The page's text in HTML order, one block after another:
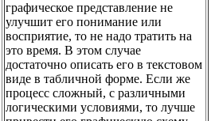
графическое представление не
улучшит его понимание или
восприятие, то не надо тратить на
это время. В этом случае
достаточно описать его в текстовом
виде в табличной форме. Если же
процесс сложный, с различными
логическими условиями, то лучше